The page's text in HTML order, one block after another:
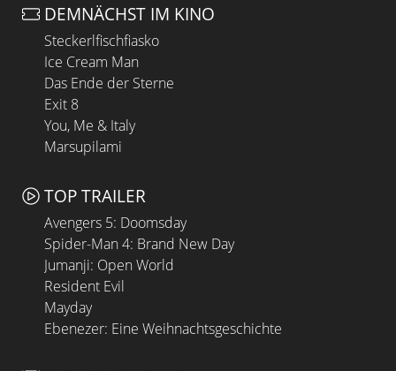
DEMNÄCHST IM KINO
Steckerlfischfiasko
Ice Cream Man
Das Ende der Sterne
Exit 8
You, Me & Italy
Marsupilami
TOP TRAILER
Avengers 5: Doomsday
Spider-Man 4: Brand New Day
Jumanji: Open World
Resident Evil
Mayday
Ebenezer: Eine Weihnachtsgeschichte